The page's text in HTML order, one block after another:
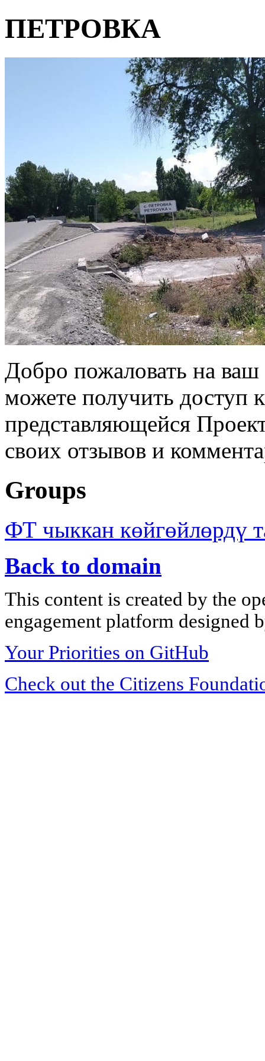
ПЕТРОВКА
Добро пожаловать на
можете получить доступ
представляющейся
своих отзывов и
Groups
ФТ чыккан көйгөйлөрдү
Back to domain
This content is created by the
engagement platform designed
Your Priorities on GitHub
Check out the Citizens